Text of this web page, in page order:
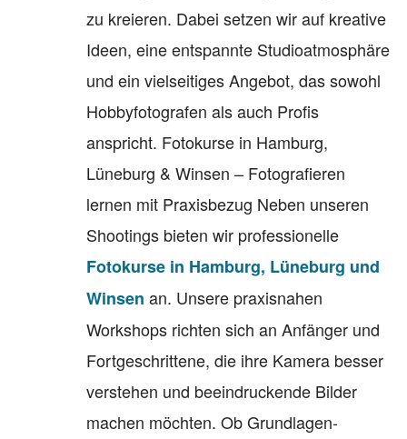
zu kreieren. Dabei setzen wir auf kreative
Ideen, eine entspannte Studioatmosphäre
und ein vielseitiges Angebot, das sowohl
Hobbyfotografen als auch Profis
anspricht. Fotokurse in Hamburg,
Lüneburg & Winsen – Fotografieren
lernen mit Praxisbezug Neben unseren
Shootings bieten wir professionelle
Fotokurse in Hamburg, Lüneburg und
Winsen an. Unsere praxisnahen
Workshops richten sich an Anfänger und
Fortgeschrittene, die ihre Kamera besser
verstehen und beeindruckende Bilder
machen möchten. Ob Grundlagen-